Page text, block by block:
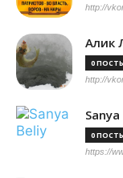
http://
Алик
0
http://
0
https://